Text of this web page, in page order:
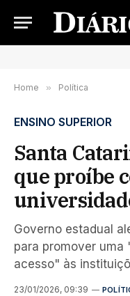
Home » Política
ENSINO SUPERIOR
Santa
que proíbe
Governo estadual
para promover
acesso" às
23/01/2026, 09:39